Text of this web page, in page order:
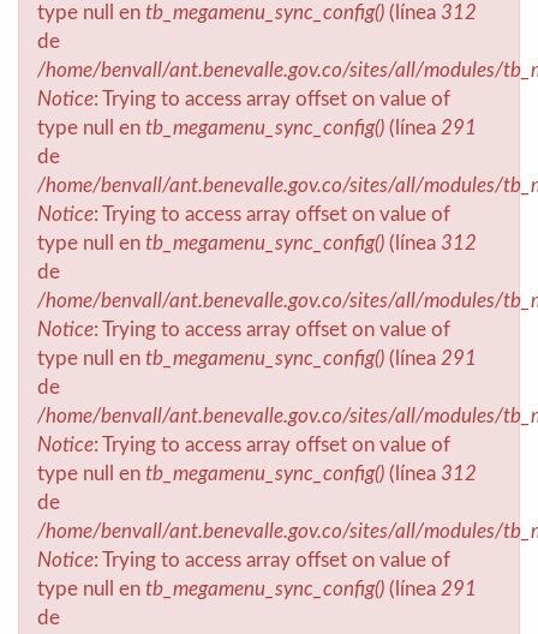
type null en tb_megamenu_sync_config() (línea 312
de
/home/benvall/ant.benevalle.gov.co/sites/all/modules/
Notice: Trying to access array offset on value of
type null en tb_megamenu_sync_config() (línea 291
de
/home/benvall/ant.benevalle.gov.co/sites/all/modules/
Notice: Trying to access array offset on value of
type null en tb_megamenu_sync_config() (línea 312
de
/home/benvall/ant.benevalle.gov.co/sites/all/modules/
Notice: Trying to access array offset on value of
type null en tb_megamenu_sync_config() (línea 291
de
/home/benvall/ant.benevalle.gov.co/sites/all/modules/
Notice: Trying to access array offset on value of
type null en tb_megamenu_sync_config() (línea 312
de
/home/benvall/ant.benevalle.gov.co/sites/all/modules/
Notice: Trying to access array offset on value of
type null en tb_megamenu_sync_config() (línea 291
de